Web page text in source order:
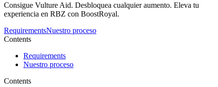
Consigue Vulture Aid. Desbloquea cualquier aumento. Eleva tu
experiencia en RBZ con BoostRoyal.
RequirementsNuestro proceso
Contents
Requirements
Nuestro proceso
Contents